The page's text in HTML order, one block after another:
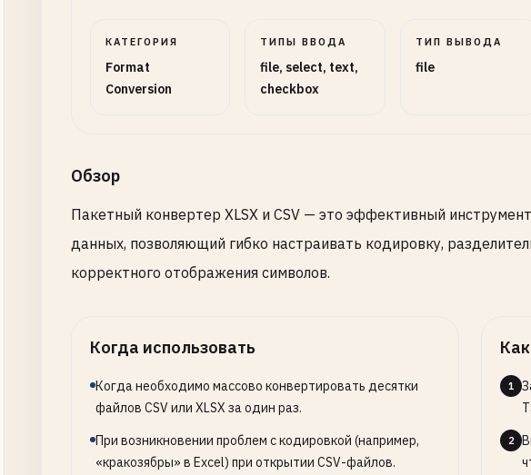
Переключатели
Включайте или отключайте дополнительные
КАТЕГОРИЯ
Format
Conversion
ТИПЫ ВВОДА
file, select, text,
checkbox
ТИП ВЫВОДА
file
Обзор
Пакетный конвертер XLSX и CSV — это эффективный
данных, позволяющий гибко настраивать кодировку,
корректного отображения символов.
Когда использовать
Когда необходимо массово конвертировать десятки
файлов CSV или XLSX за один раз.
При возникновении проблем с кодировкой (например,
«кракозябры» в Excel) при открытии CSV-файлов.
1
2